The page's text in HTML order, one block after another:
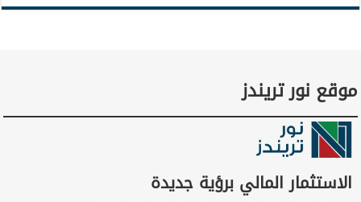
موقع نور تريندز
الاستثمار المالي برؤية جديدة